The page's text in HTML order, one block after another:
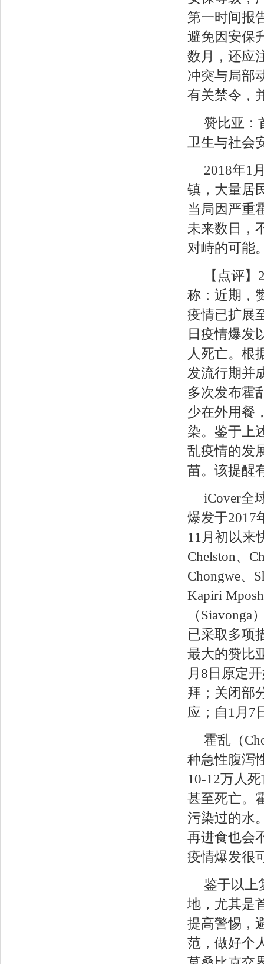
第一时间报
避免因安保
数月，还应
冲突与局部
有关禁令，
赞比亚：
卫生与社会
2018年1
镇，大量居
当局因严重
未来数日，
对峙的可能
【点评
称：近期，
疫情已扩展
日疫情爆发
人死亡。根
发流行期并
多次发布霍
少在外用餐
染。鉴于上
乱疫情的发
苗。该提醒
iCover全
爆发于2017
11月初以来
Chelston、
Chongwe、
Kapiri
（
已采取多项
最大的赞比
月8日原定
拜；关闭部
应；自1月7
霍乱（
种急性腹泻
10-12万人
甚至死亡。
污染过的水
再进食也会
疫情爆发很
鉴于以上
地，尤其是
提高警惕，
范，做好个